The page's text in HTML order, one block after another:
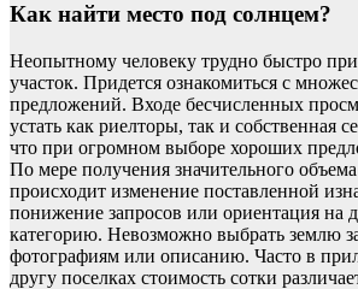
Как найти место под солнцем?
Неопытному человеку трудно быстро
участок. Придется ознакомиться с
предложений. Входе бесчисленных
устать как риелторы, так и собственная
что при огромном выборе хороших
По мере получения значительного
проиcходит изменение поставленной
понижение запросов или ориентация на
категорию. Невозможно выбрать землю
фотографиям или описанию. Часто в
другу поселках стоимость сотки